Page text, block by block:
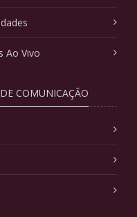
Ao Vivo
COMUNICAÇÃO